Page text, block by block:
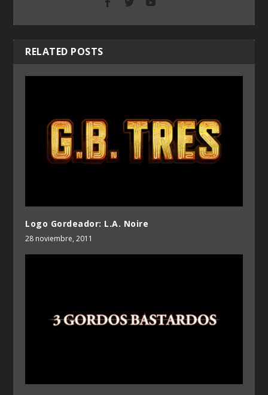
RELATED POSTS
Logo Gordeador: L.A. Noire
28 noviembre, 2011